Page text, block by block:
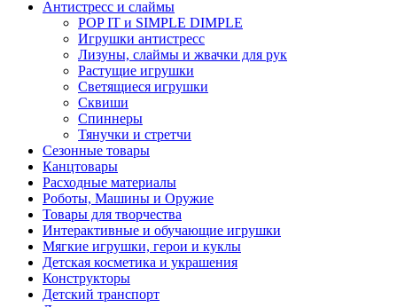
Антистресс и слаймы
POP IT и SIMPLE DIMPLE
Игрушки антистресс
Лизуны, слаймы и жвачки для рук
Растущие игрушки
Светящиеся игрушки
Сквиши
Спиннеры
Тянучки и стретчи
Сезонные товары
Канцтовары
Расходные материалы
Роботы, Машины и Оружие
Товары для творчества
Интерактивные и обучающие игрушки
Мягкие игрушки, герои и куклы
Детская косметика и украшения
Конструкторы
Детский транспорт